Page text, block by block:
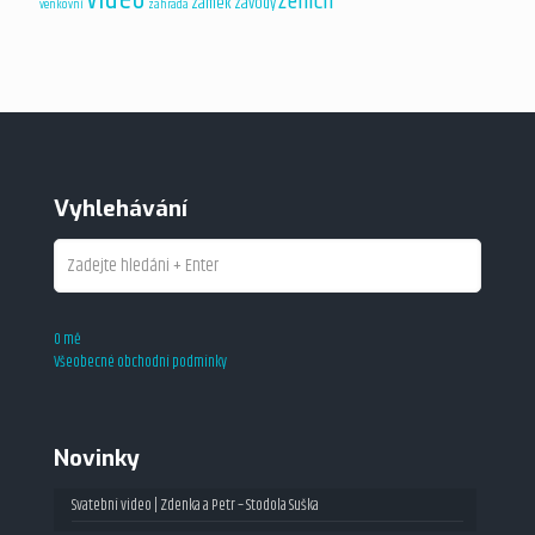
venkovní zahrada
Vyhlehávání
O mě
Všeobecné obchodní podmínky
Novinky
Svatební video | Zdenka a Petr – Stodola Suška